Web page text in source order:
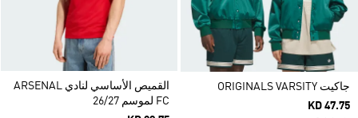
جاكيت ORIGINALS VARSITY
KD 47.75
القميص الأساسي لنادي ARSENAL
FC لموسم 26/27